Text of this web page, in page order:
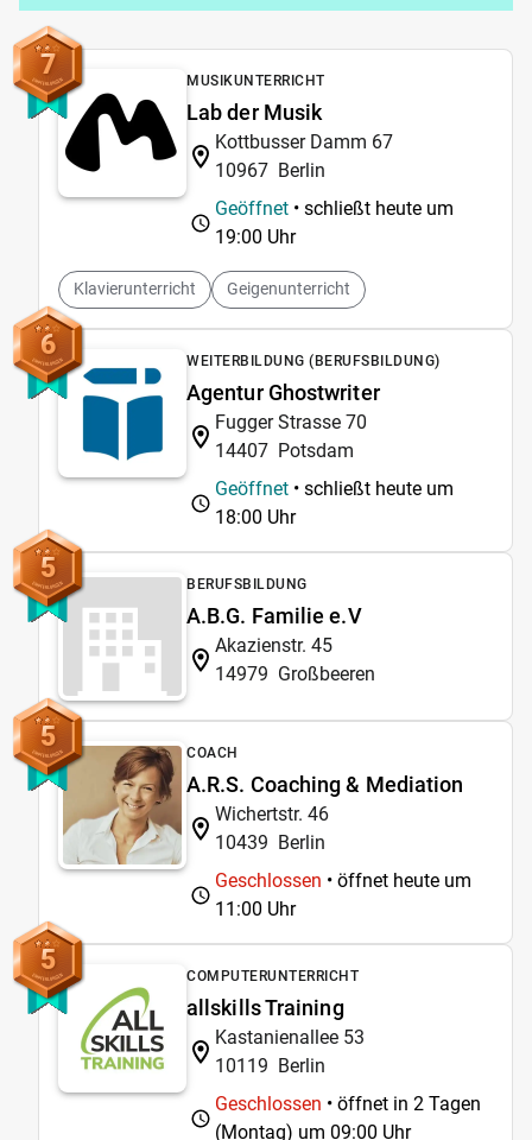
7 MUSIKUNTERRICHT
Lab der Musik
Kottbusser Damm 67
10967 Berlin
Geöffnet • schließt heute um
19:00 Uhr
Klavierunterricht Geigenunterricht
6 WEITERBILDUNG (BERUFSBILDUNG)
Agentur Ghostwriter
Fugger Strasse 70
14407 Potsdam
Geöffnet • schließt heute um
18:00 Uhr
5 BERUFSBILDUNG
A.B.G. Familie e.V
Akazienstr. 45
14979 Großbeeren
5 COACH
A.R.S. Coaching & Mediation
Wichertstr. 46
10439 Berlin
Geschlossen • öffnet heute um
11:00 Uhr
5 COMPUTERUNTERRICHT
allskills Training
Kastanienallee 53
10119 Berlin
Geschlossen • öffnet in 2 Tagen
(Montag) um 09:00 Uhr